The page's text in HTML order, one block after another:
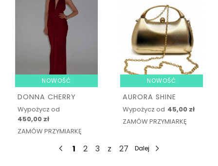
NOWOŚĆ
DONNA CHERRY
Wypożycz od
450,00 zł
ZAMÓW PRZYMIARKĘ
NOWOŚĆ
AURORA SHINE
Wypożycz od 45,00 zł
ZAMÓW PRZYMIARKĘ
1 2 3 z 27 Dalej